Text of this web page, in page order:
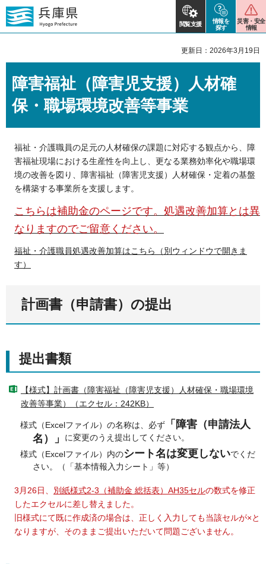
閲覧支援
情報を
探す
災害・安全
情報
更新日：2026年3月19日
障害福祉（障害児支援）人材確
保・職場環境改善等事業
福祉・介護職員の足元の人材確保の課題に対応する観点から、障
害福祉現場における生産性を向上し、更なる業務効率化や職場環
境の改善を図り、障害福祉（障害児支援）人材確保・定着の基盤
を構築する事業所を支援します。
こちらは補助金のページです。処遇改善加算とは異
なりますのでご留意ください。
福祉・介護職員処遇改善加算はこちら（別ウィンドウで開きま
す）
計画書（申請書）の提出
提出書類
【様式】計画書（障害福祉（障害児支援）人材確保・職場環境
改善等事業）（エクセル：242KB）
様式（Excelファイル）の名称は、必ず「障害（申請法人
名）」 に変更のうえ提出してください。
様式（Excelファイル）内のシート名は変更しないでくだ
さい。（「基本情報入力シート」等）
3月26日、 別紙様式2-3（補助金 総括表）AH35セルの数式を修正
したエクセルに差し替えました。
旧様式にて既に作成済の場合は、正しく入力しても当該セルが×と
なりますが、そのままご提出いただいて問題ございません。